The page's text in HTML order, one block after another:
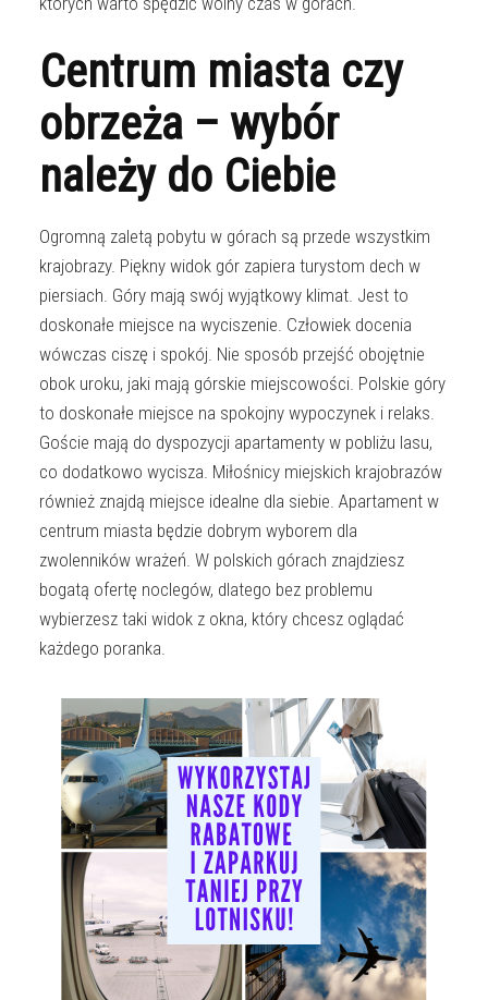
Centrum miasta czy
obrzeża – wybór
należy do Ciebie
Ogromną zaletą pobytu w górach są przede wszystkim
krajobrazy. Piękny widok gór zapiera turystom dech w
piersiach. Góry mają swój wyjątkowy klimat. Jest to
doskonałe miejsce na wyciszenie. Człowiek docenia
wówczas ciszę i spokój. Nie sposób przejść obojętnie
obok uroku, jaki mają górskie miejscowości. Polskie góry
to doskonałe miejsce na spokojny wypoczynek i relaks.
Goście mają do dyspozycji apartamenty w pobliżu lasu,
co dodatkowo wycisza. Miłośnicy miejskich krajobrazów
również znajdą miejsce idealne dla siebie. Apartament w
centrum miasta będzie dobrym wyborem dla
zwolenników wrażeń. W polskich górach znajdziesz
bogatą ofertę noclegów, dlatego bez problemu
wybierzesz taki widok z okna, który chcesz oglądać
każdego poranka.